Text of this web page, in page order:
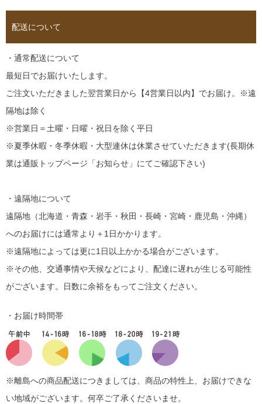
配送について
・通常配送について
最短日でお届けいたします。
ご注文いただきました翌営業日から【4営業日以内】でお届け。※遠
隔地は除く
※営業日＝土曜・日曜・祝日を除く平日
※夏季休暇・冬季休暇・大型連休は休業させていただきます(長期休
業は通販トップページ「お知らせ」にてご確認下さい)
・遠隔地について
遠隔地（北海道・青森・岩手・秋田・長崎・宮崎・鹿児島・沖縄）
へのお届けには通常より＋1日かかります。
※遠隔地によっては更に1日以上かかる場合がございます。
※その他、交通事情や天候などにより、配達に遅れが生じる可能性
がございます。日数に余裕をもってご注文ください。
・お届け時間帯
※離島への商品配送につきましては、商品の特性上、お届けできな
い地域がございます。何卒ご了承くださいませ。